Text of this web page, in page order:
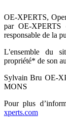
OE-XPERTS,
par OE-
responsable de la
L'ensemble du
propriété* de son
Sylvain Bru OE-
MONS
Pour plus
xperts.com